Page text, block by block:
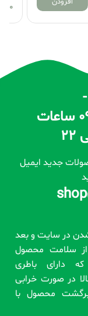
تلفن تماس : 02536617512 -
09126527173 - 09100557173 ساعات
جدید ایمیل
شدن در سایت و بعد
سلامت محصول
دارای باطری
کالا در صورت خرابی
محصول با